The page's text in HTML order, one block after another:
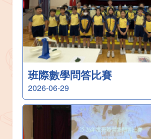
班際數學問答比賽
2026-06-29